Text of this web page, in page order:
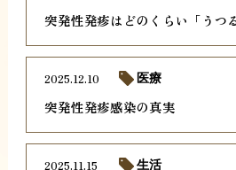
突発性発疹はどのくらい「うつ
突発性発疹感染の真実
2025.12.10 医療
2025.11.15 生活